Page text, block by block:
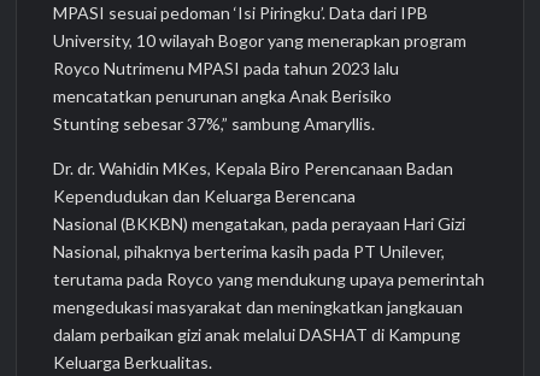
MPASI sesuai pedoman ‘Isi Piringku’. Data dari IPB
University, 10 wilayah Bogor yang menerapkan program
Royco Nutrimenu MPASI pada tahun 2023 lalu
mencatatkan penurunan angka Anak Berisiko
Stunting sebesar 37%,” sambung Amaryllis.
Dr. dr. Wahidin MKes, Kepala Biro Perencanaan Badan
Kependudukan dan Keluarga Berencana
Nasional (BKKBN) mengatakan, pada perayaan Hari Gizi
Nasional, pihaknya berterima kasih pada PT Unilever,
terutama pada Royco yang mendukung upaya pemerintah
mengedukasi masyarakat dan meningkatkan jangkauan
dalam perbaikan gizi anak melalui DASHAT di Kampung
Keluarga Berkualitas.